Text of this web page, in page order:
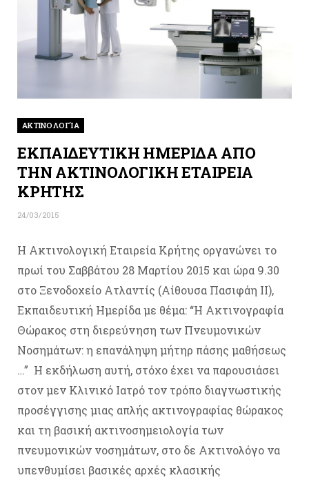
ΑΚΤΙΝΟΛΟΓΊΑ
ΕΚΠΑΙΔΕΥΤΙΚΗ ΗΜΕΡΙΔΑ ΑΠΟ
ΤΗΝ ΑΚΤΙΝΟΛΟΓΙΚΗ ΕΤΑΙΡΕΙΑ
ΚΡΗΤΗΣ
24/03/2015
Η Ακτινολογική Εταιρεία Κρήτης οργανώνει το
πρωί του Σαββάτου 28 Μαρτίου 2015 και ώρα 9.30
στο Ξενοδοχείο Ατλαντίς (Αίθουσα Πασιφάη ΙΙ),
Εκπαιδευτική Ημερίδα με θέμα: “Η Ακτινογραφία
Θώρακος στη διερεύνηση των Πνευμονικών
Νοσημάτων: η επανάληψη μήτηρ πάσης μαθήσεως
…” Η εκδήλωση αυτή, στόχο έχει να παρουσιάσει
στον μεν Κλινικό Ιατρό τον τρόπο διαγνωστικής
προσέγγισης μιας απλής ακτινογραφίας θώρακος
και τη βασική ακτινοσημειολογία των
πνευμονικών νοσημάτων, στο δε Ακτινολόγο να
υπενθυμίσει βασικές αρχές κλασικής